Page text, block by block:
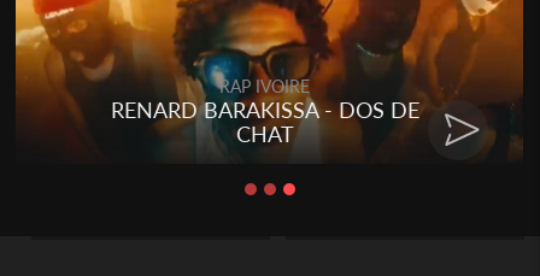
Togo
Talakaka - ÉTÉRÉRÉ